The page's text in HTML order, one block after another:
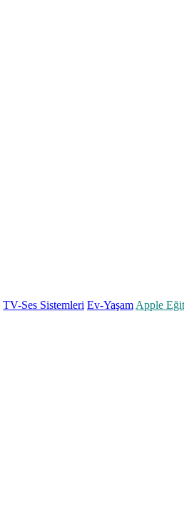
TV-Ses Sistemleri Ev-Yaşam Apple